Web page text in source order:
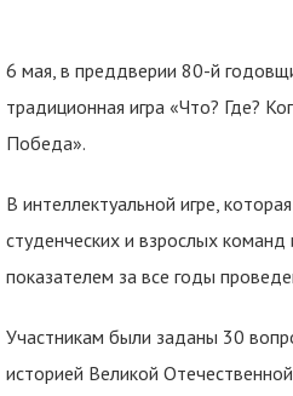
6 мая, в преддверии 80-й
традиционная игра «Что? Где?
Победа».
В интеллектуальной игре,
студенческих и взрослых
показателем за все годы
Участникам были заданы 30
историей Великой